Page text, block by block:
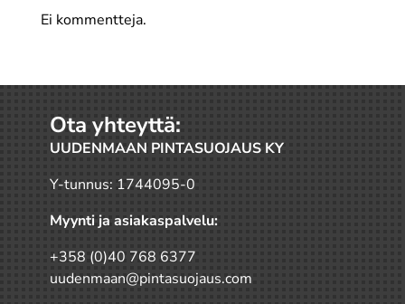
Ei kommentteja.
Ota yhteyttä:
UUDENMAAN PINTASUOJAUS KY
Y-tunnus: 1744095-0
Myynti ja asiakaspalvelu:
+358 (0)40 768 6377
uudenmaan@pintasuojaus.com